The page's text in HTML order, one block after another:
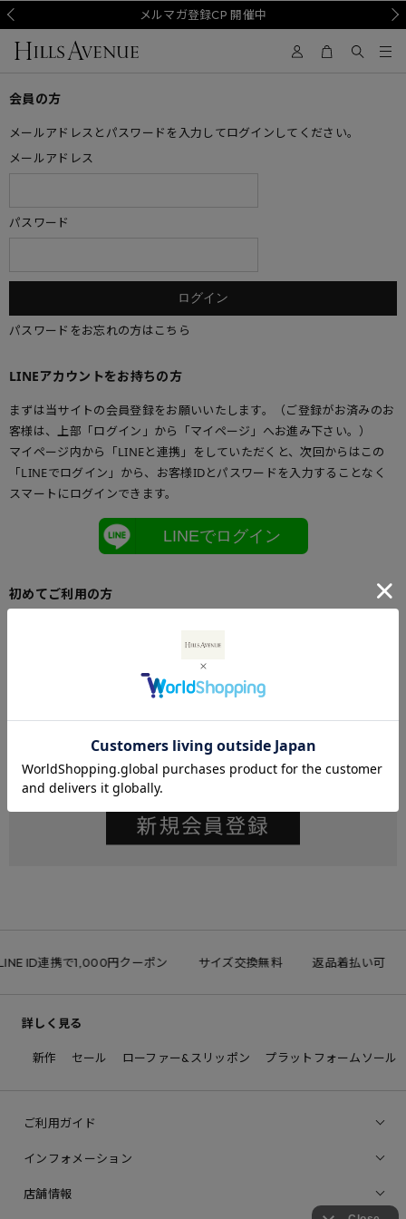
メルマガ登録CP 開催中
会員の方
メールアドレスとパスワードを入力してログインしてください。
メールアドレス
パスワード
パスワードをお忘れの方はこちら
LINEアカウントをお持ちの方
まずは当サイトの会員登録をお願いいたします。（ご登録がお済みのお
客様は、上部「ログイン」から「マイページ」へお進み下さい。）
マイページ内から「LINEと連携」をしていただくと、次回からはこの
「LINEでログイン」から、お客様IDとパスワードを入力することなく
スマートにログインできます。
LINEでログイン
初めてご利用の方
メールアドレスとパスワードを登録しておくと便利にお買い物ができる
ID連携で1,000円クーポン サイズ交換無料 返品着払い可
詳しく見る
新作 セール ローファー&スリッポン プラットフォームソール
ご利用ガイド
インフォメーション
店舗情報